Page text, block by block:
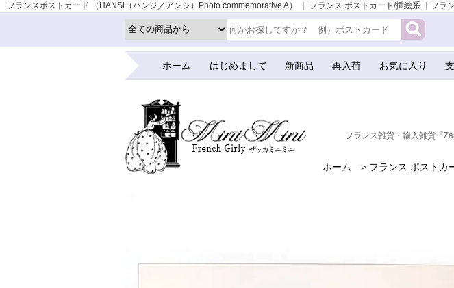
フランスポストカード （HANSi（ハンジ／アンシ）Photo commemorative A） ｜ フランス ポストカード/挿絵系 ｜フ
ホーム はじめまして 新商品 再入荷 お気に入り
フランス雑貨・輸入雑貨『
ホーム > フランス ポストカ
バレンタイデー＆ホ